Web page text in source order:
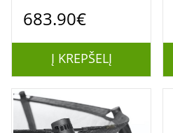
683.90€
Į KREPŠELĮ